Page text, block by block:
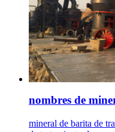
nombres de
mineral de barita de